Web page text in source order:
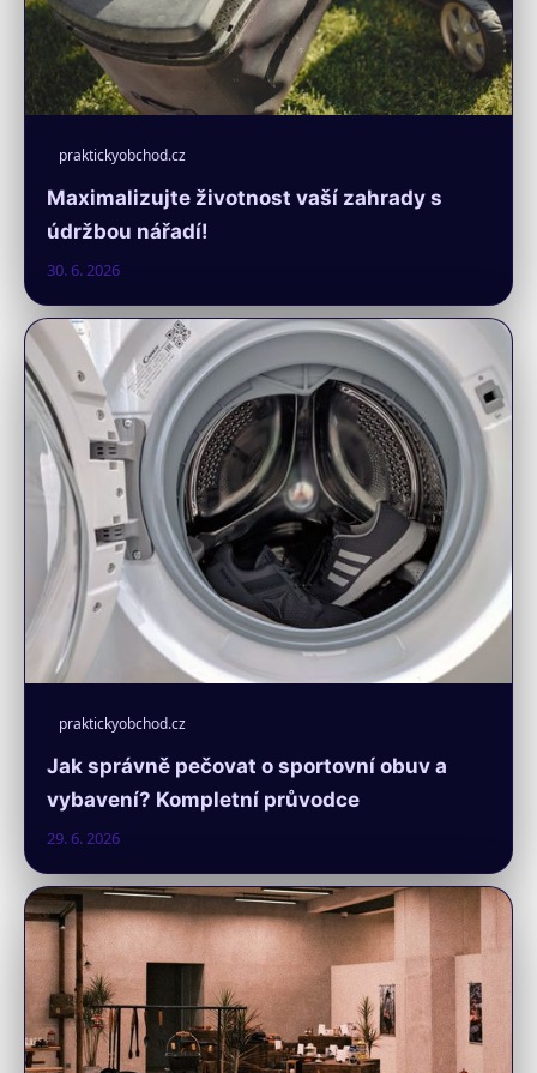
praktickyobchod.cz
Maximalizujte životnost vaší zahrady s
údržbou nářadí!
30. 6. 2026
praktickyobchod.cz
Jak správně pečovat o sportovní obuv a
vybavení? Kompletní průvodce
29. 6. 2026